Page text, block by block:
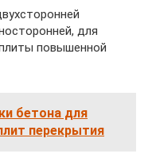
для
повышенной
бетона для
перекрытия